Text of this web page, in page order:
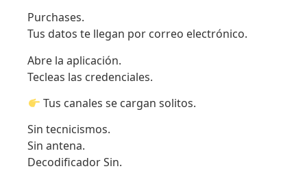
Purchases.
Tus datos te llegan por correo electrónico.
Abre la aplicación.
Tecleas las credenciales.
Tus canales se cargan solitos.
Sin tecnicismos.
Sin antena.
Decodificador Sin.